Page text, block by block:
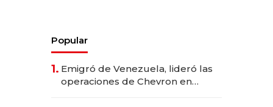
Popular
1. Emigró de Venezuela, lideró las
operaciones de Chevron en